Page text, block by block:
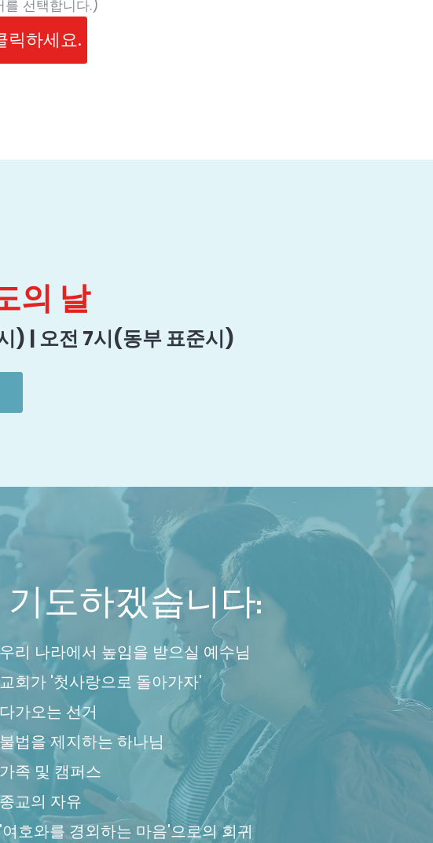
선택합니다.)
릭하세요.
의 날
) | 오전 7시(동부 표준시)
기도하겠습니다:
우리 나라에서 높임을 받으실 예수님
교회가 '첫사랑으로 돌아가자'
다가오는 선거
불법을 제지하는 하나님
가족 및 캠퍼스
종교의 자유
'여호와를 경외하는 마음'으로의 회귀